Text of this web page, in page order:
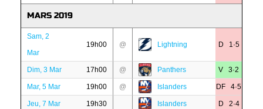
MARS 2019
Sam, 2
Mar
19h00 @ Lightning D 1·5
Dim, 3 Mar 17h00 @ Panthers V 3·2
Mar, 5 Mar 19h00 @ Islanders DF 4·5
Jeu, 7 Mar 19h30 Islanders D 2·4